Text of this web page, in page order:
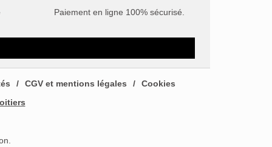
Paiement en ligne 100% sécurisé.
CGV et mentions légales
Cookies